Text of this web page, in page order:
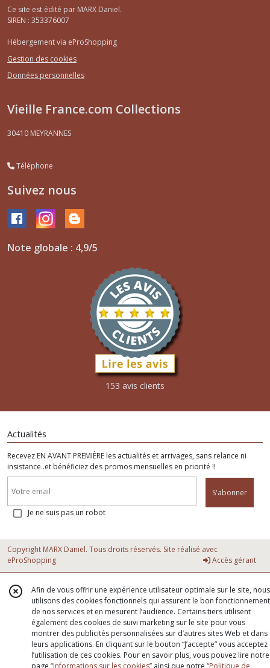
Ce site est édité par MARX Daniel.
SIREN : 353376007
Hébergement via eProShopping
Gestion des cookies
Données personnelles
Vieille France.com Collections
30410 MEYRANNES
Téléphone
Suivez nous
Note globale : 4,9/5
153 avis clients
Actualités
Recevez EN AVANT PREMIÈRE les actualités et arrivages, sans relance ni
insistance..et bénéficiez des promos mensuelles en priorité !!
S'abonner
Je ne suis pas un robot
Copyright MARX Daniel. Tous droits réservés. Site réalisé avec
eProShopping
Accès gérant
Afin de vous offrir une expérience utilisateur optimale sur le site, nous
utilisons des cookies fonctionnels qui assurent le bon fonctionnement
de nos services et en mesurent l’audience. Certains tiers utilisent
également des cookies de suivi marketing sur le site pour vous
montrer des publicités personnalisées sur d’autres sites Web et dans
leurs applications. En cliquant sur le bouton “J’accepte” vous acceptez
l’utilisation de ces cookies. Pour en savoir plus, vous pouvez lire notre
page “Informations sur les cookies” ainsi que notre “Politique de